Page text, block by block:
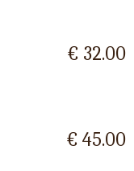
€ 32.00
€ 45.00